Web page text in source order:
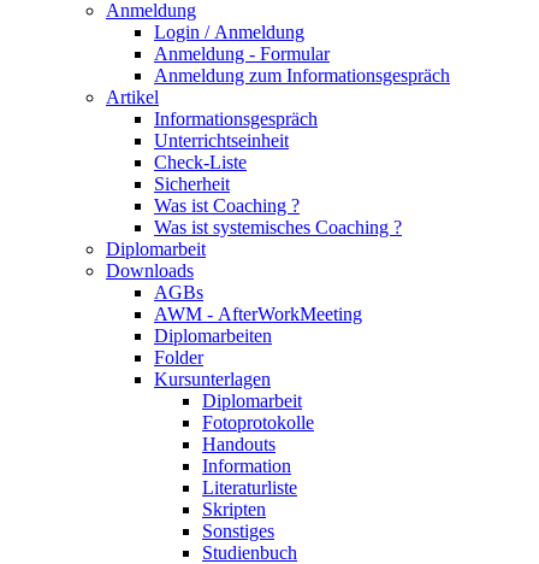
Anmeldung
Login / Anmeldung
Anmeldung - Formular
Anmeldung zum Informationsgespräch
Artikel
Informationsgespräch
Unterrichtseinheit
Check-Liste
Sicherheit
Was ist Coaching ?
Was ist systemisches Coaching ?
Diplomarbeit
Downloads
AGBs
AWM - AfterWorkMeeting
Diplomarbeiten
Folder
Kursunterlagen
Diplomarbeit
Fotoprotokolle
Handouts
Information
Literaturliste
Skripten
Sonstiges
Studienbuch